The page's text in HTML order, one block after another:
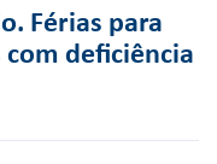
Férias para
com deficiência